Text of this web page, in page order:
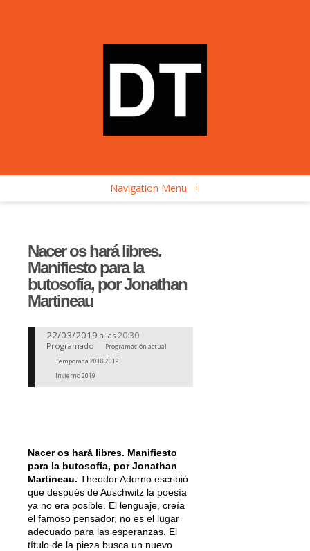
Navigation Menu +
Nacer os hará libres.
Manifiesto para la
butosofía, por Jonathan
Martineau
22/03/2019 a las 20:30
Programado
Programación actual
Temporada 2018 2019
Invierno 2019
Nacer os hará libres. Manifiesto
para la butosofía, por Jonathan
Martineau. Theodor Adorno escribió
que después de Auschwitz la poesía
ya no era posible. El lenguaje, creía
el famoso pensador, no es el lugar
adecuado para las esperanzas. El
título de la pieza busca un nuevo